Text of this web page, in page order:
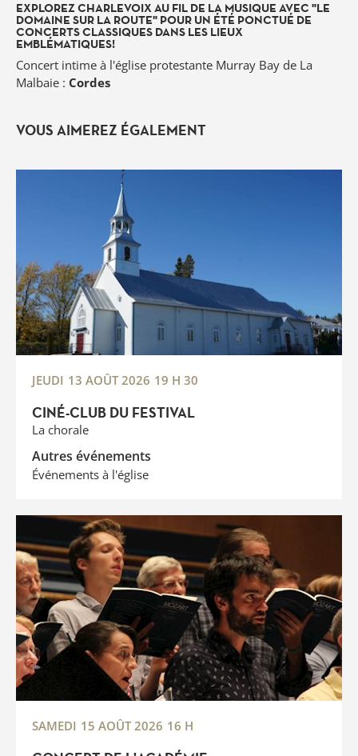
EXPLOREZ CHARLEVOIX AU FIL DE LA MUSIQUE AVEC "LE
DOMAINE SUR LA ROUTE" POUR UN ÉTÉ PONCTUÉ DE
CONCERTS CLASSIQUES DANS LES LIEUX
EMBLÉMATIQUES!
Concert intime à l'église protestante Murray Bay de La
Malbaie : Cordes
VOUS AIMEREZ ÉGALEMENT
CINÉ-CLUB DU FESTIVAL
La chorale
Autres événements
Événements à l'église
JEUDI 13 AOÛT 2026 19 H 30
SAMEDI 15 AOÛT 2026 16 H